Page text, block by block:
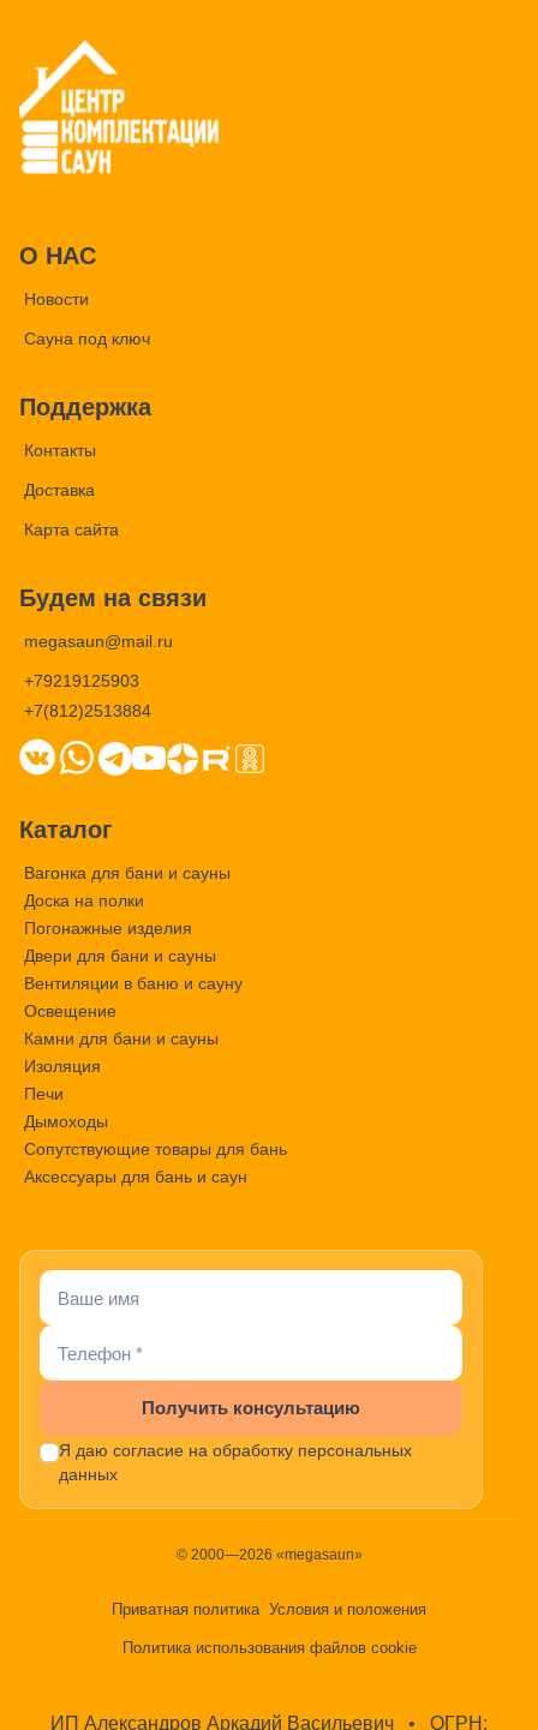
О НАС
Новости
Сауна под ключ
Поддержка
Контакты
Доставка
Карта сайта
Будем на связи
megasaun@mail.ru
+79219125903
+7(812)2513884
Каталог
Вагонка для бани и сауны
Доска на полки
Погонажные изделия
Двери для бани и сауны
Вентиляции в баню и сауну
Освещение
Камни для бани и сауны
Изоляция
Печи
Дымоходы
Сопутствующие товары для бань
Аксессуары для бань и саун
Получить консультацию
Я даю согласие на обработку персональных
данных
© 2000—2026 «megasaun»
Приватная политика Условия и положения
Политика использования файлов cookie
ИП Александров Аркадий Васильевич • ОГРН: